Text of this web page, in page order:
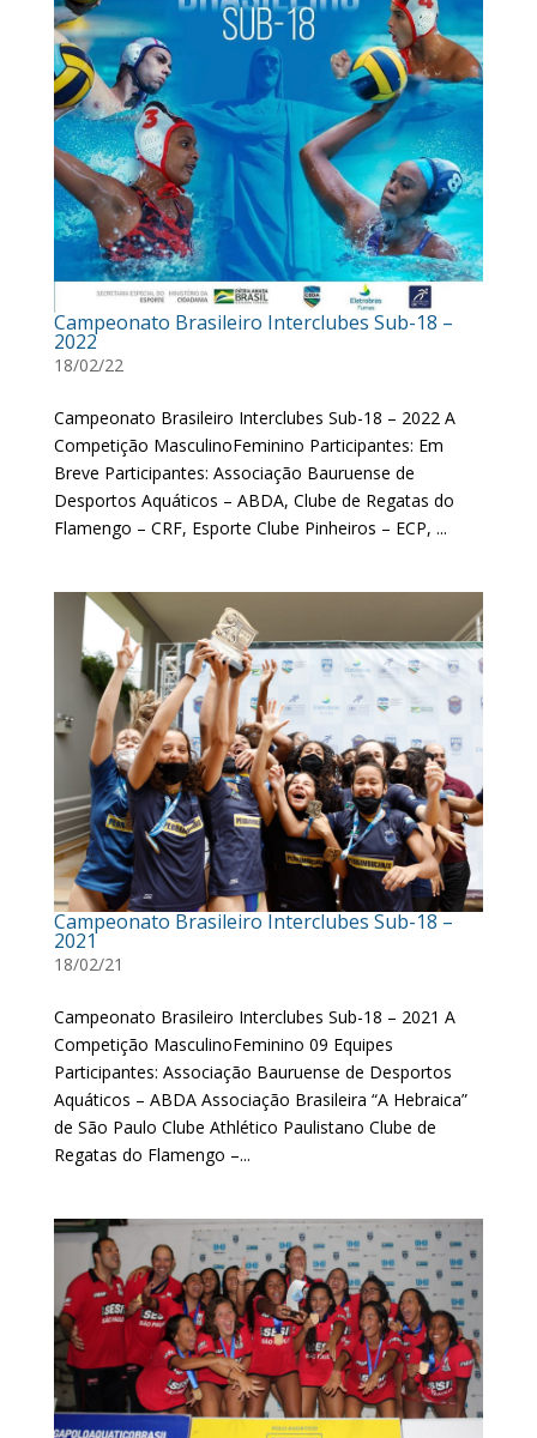
Campeonato Brasileiro Interclubes Sub-18 –
2022
18/02/22
Campeonato Brasileiro Interclubes Sub-18 – 2022 A
Competição MasculinoFeminino Participantes: Em
Breve Participantes: Associação Bauruense de
Desportos Aquáticos – ABDA, Clube de Regatas do
Flamengo – CRF, Esporte Clube Pinheiros – ECP, ...
Campeonato Brasileiro Interclubes Sub-18 –
2021
18/02/21
Campeonato Brasileiro Interclubes Sub-18 – 2021 A
Competição MasculinoFeminino 09 Equipes
Participantes: Associação Bauruense de Desportos
Aquáticos – ABDA Associação Brasileira “A Hebraica”
de São Paulo Clube Athlético Paulistano Clube de
Regatas do Flamengo –...